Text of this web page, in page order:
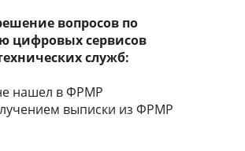
вопросов по
цифровых сервисов
служб:
не нашел в ФРМР
выписки из ФРМР